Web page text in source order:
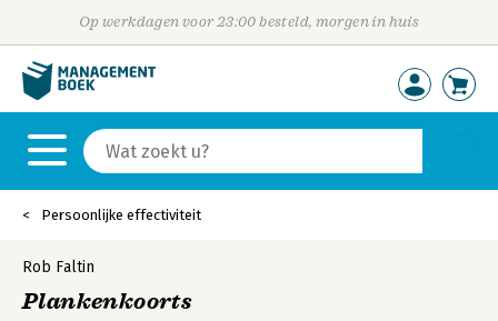
Op werkdagen voor 23:00 besteld, morgen in huis
Persoonlijke effectiviteit
Rob Faltin
Plankenkoorts